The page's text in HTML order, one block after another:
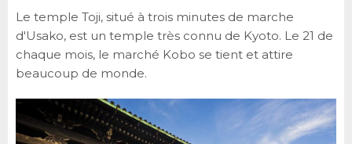
Le temple Toji, situé à trois minutes de marche
d'Usako, est un temple très connu de Kyoto. Le 21 de
chaque mois, le marché Kobo se tient et attire
beaucoup de monde.